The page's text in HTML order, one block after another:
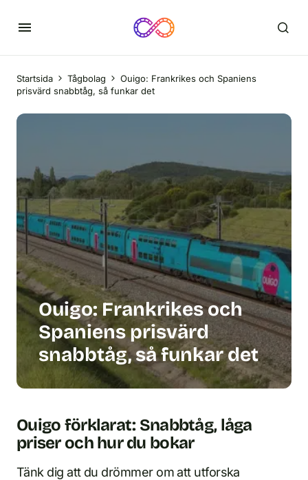
Startsida Tågbolag
Ouigo: Frankrikes och Spaniens
prisvärd snabbtåg, så funkar det
Ouigo: Frankrikes och
Spaniens prisvärd
snabbtåg, så funkar det
Ouigo förklarat: Snabbtåg, låga
priser och hur du bokar
Tänk dig att du drömmer om att utforska